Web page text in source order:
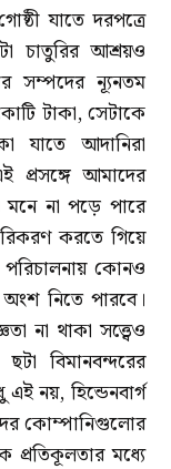
যাতে দরপত্রে
চাতুরির আশ্রয়ও
সম্পদের ন্যূনতম
টাকা, সেটাকে
যাতে আদানিরা
প্রসঙ্গে আমাদের
মনে না পড়ে পারে
করতে গিয়ে
পরিচালনায় কোনও
নিতে পারবে।
না থাকা সত্ত্বেও
বিমানবন্দরের
নয়, হিন্ডেনবার্গ
কোম্পানিগুলোর
প্রতিকূলতার মধ্যে